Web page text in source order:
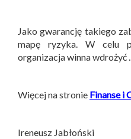
Jako gwarancję takiego
mapę ryzyka. W celu
organizacja winna wdrożyć
Więcej na stronie Finanse i
Ireneusz Jabłoński